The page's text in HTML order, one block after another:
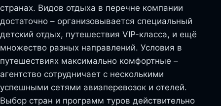
странах. Видов отдыха в перечне компании
достаточно – организовывается специальный
детский отдых, путешествия VIP-класса, и ещё
множество разных направлений. Условия в
путешествиях максимально комфортные –
агентство сотрудничает с несколькими
успешными сетями авиаперевозок и отелей.
Выбор стран и программ туров действительно